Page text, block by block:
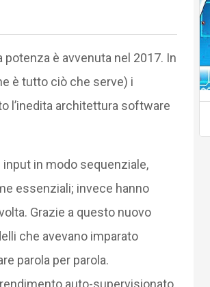
è avvenuta nel 2017. In
è tutto ciò che serve) i
l’inedita architettura software
in modo sequenziale,
essenziali; invece hanno
Grazie a questo nuovo
che avevano imparato
parola per parola.
auto-supervisionato,